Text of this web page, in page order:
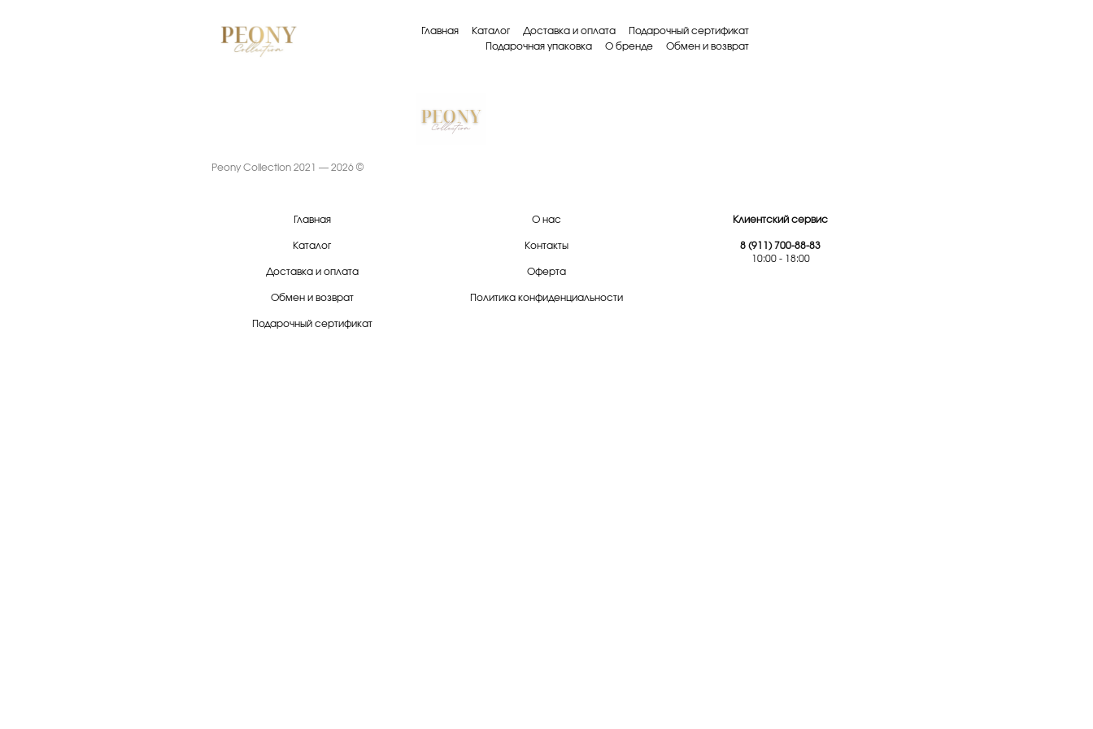
Главная Каталог Доставка и оплата
Подарочный сертификат
Подарочная упаковка
О бренде Обмен и возврат
Peony Collection 2021 — 2026 ©
Главная
Каталог
Доставка и оплата
Обмен и возврат
Подарочный сертификат
О нас
Контакты
Оферта
Политика конфиденциальности
Клиентский сервис
8 (911) 700-88-83
10:00 - 18:00